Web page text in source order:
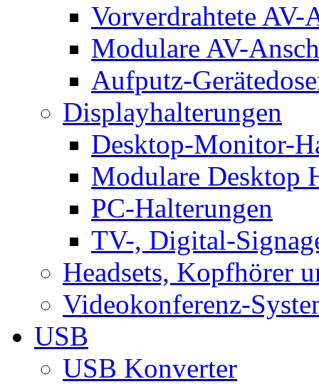
Vorverdrahtete AV-
Modulare AV-
Aufputz-
Displayhalterungen
Desktop-Monitor-
Modulare Desktop
PC-Halterungen
TV-, Digital-
Headsets, Kopfhörer
Videokonferenz-
USB
USB Konverter